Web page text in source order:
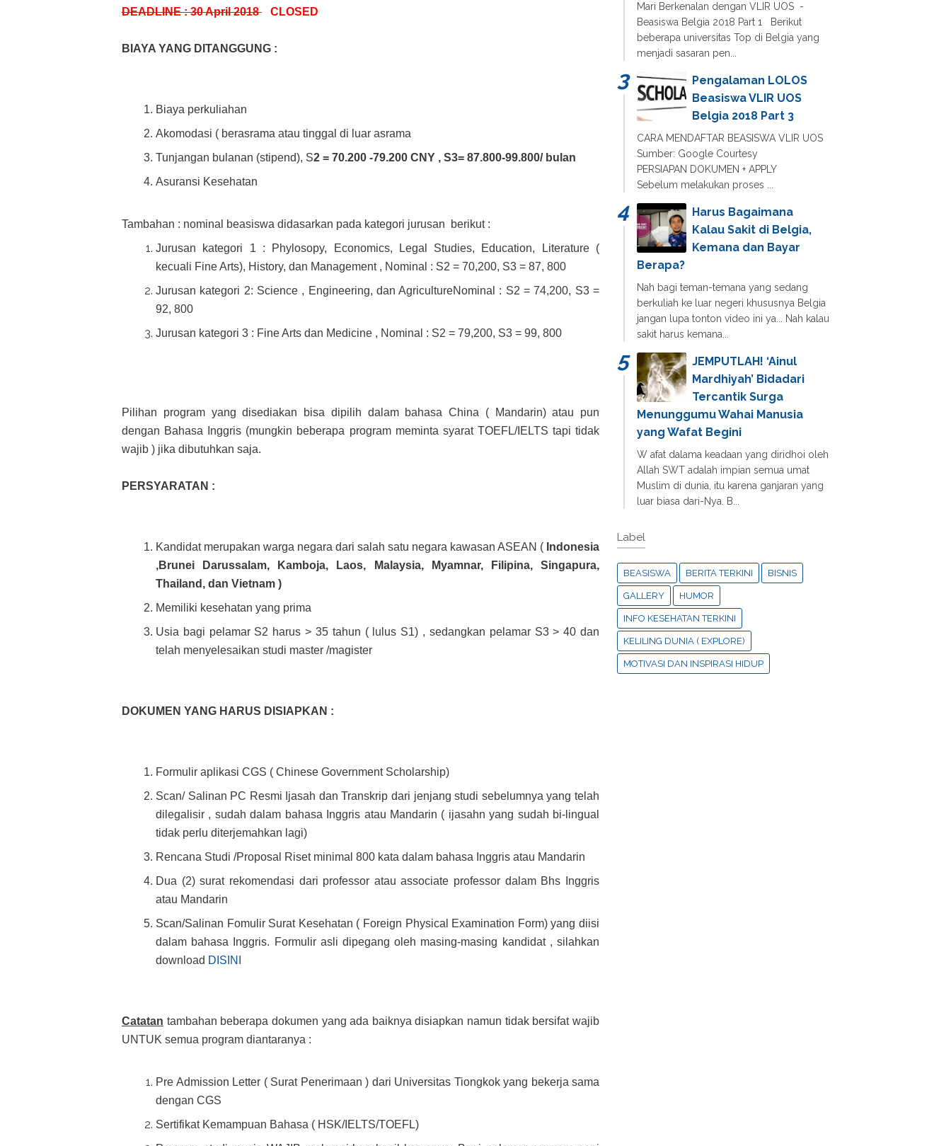
DEADLINE : 30 April 2018 CLOSED
BIAYA YANG DITANGGUNG :
Biaya perkuliahan
Akomodasi ( berasrama atau tinggal di luar asrama
Tunjangan bulanan (stipend), S2 = 70.200 -79.200 CNY , S3= 87.800-99.800/ bulan
Asuransi Kesehatan
Tambahan : nominal beasiswa didasarkan pada kategori jurusan berikut :
Jurusan kategori 1 : Phylosopy, Economics, Legal Studies, Education, Literature (
kecuali Fine Arts), History, dan Management , Nominal : S2 = 70,200, S3 = 87, 800
Jurusan kategori 2: Science , Engineering, dan AgricultureNominal : S2 = 74,200, S3 =
92, 800
Jurusan kategori 3 : Fine Arts dan Medicine , Nominal : S2 = 79,200, S3 = 99, 800
Pilihan program yang disediakan bisa dipilih dalam bahasa China ( Mandarin) atau pun
dengan Bahasa Inggris (mungkin beberapa program meminta syarat TOEFL/IELTS tapi tidak
wajib ) jika dibutuhkan saja.
PERSYARATAN :
Kandidat merupakan warga negara dari salah satu negara kawasan ASEAN ( Indonesia
,Brunei Darussalam, Kamboja, Laos, Malaysia, Myamnar, Filipina, Singapura,
Thailand, dan Vietnam )
Memiliki kesehatan yang prima
Usia bagi pelamar S2 harus > 35 tahun ( lulus S1) , sedangkan pelamar S3 > 40 dan
telah menyelesaikan studi master /magister
DOKUMEN YANG HARUS DISIAPKAN :
Formulir aplikasi CGS ( Chinese Government Scholarship)
Scan/ Salinan PC Resmi Ijasah dan Transkrip dari jenjang studi sebelumnya yang telah
dilegalisir , sudah dalam bahasa Inggris atau Mandarin ( ijasahn yang sudah bi-lingual
tidak perlu diterjemahkan lagi)
Rencana Studi /Proposal Riset minimal 800 kata dalam bahasa Inggris atau Mandarin
Dua (2) surat rekomendasi dari professor atau associate professor dalam Bhs Inggris
atau Mandarin
Scan/Salinan Fomulir Surat Kesehatan ( Foreign Physical Examination Form) yang diisi
dalam bahasa Inggris. Formulir asli dipegang oleh masing-masing kandidat , silahkan
download DISINI
Catatan tambahan beberapa dokumen yang ada baiknya disiapkan namun tidak bersifat wajib
UNTUK semua program diantaranya :
Pre Admission Letter ( Surat Penerimaan ) dari Universitas Tiongkok yang bekerja sama
dengan CGS
Sertifikat Kemampuan Bahasa ( HSK/IELTS/TOEFL)
Mari Berkenalan dengan VLIR UOS -
Beasiswa Belgia 2018 Part 1 Berikut
beberapa universitas Top di Belgia yang
menjadi sasaran pen...
Pengalaman LOLOS
Beasiswa VLIR UOS
Belgia 2018 Part 3
CARA MENDAFTAR BEASISWA VLIR UOS
Sumber: Google Courtesy
PERSIAPAN DOKUMEN + APPLY
Sebelum melakukan proses ...
Harus Bagaimana
Kalau Sakit di Belgia,
Kemana dan Bayar
Berapa?
Nah bagi teman-temana yang sedang
berkuliah ke luar negeri khususnya Belgia
jangan lupa tonton video ini ya... Nah kalau
sakit harus kemana...
JEMPUTLAH! ‘Ainul
Mardhiyah’ Bidadari
Tercantik Surga
Menunggumu Wahai Manusia
yang Wafat Begini
W afat dalama keadaan yang diridhoi oleh
Allah SWT adalah impian semua umat
Muslim di dunia, itu karena ganjaran yang
luar biasa dari-Nya. B...
Label
BEASISWA BERITA TERKINI BISNIS
GALLERY HUMOR
INFO KESEHATAN TERKINI
KELILING DUNIA ( EXPLORE)
MOTIVASI DAN INSPIRASI HIDUP